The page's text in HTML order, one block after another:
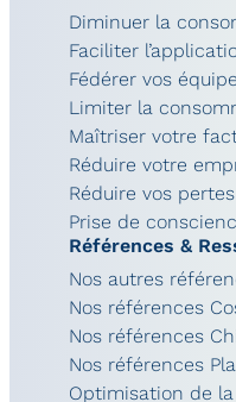
Diminuer la
Faciliter
Fédérer vos
Limiter la
Maîtriser votre
Réduire votre
Réduire vos
Prise de
Références &
Nos autres
Nos références
Nos références
Nos références
Optimisation de